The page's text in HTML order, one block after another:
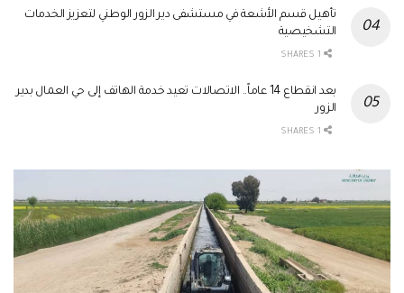
تأهيل قسم الأشعة في مستشفى دير الزور الوطني لتعزيز الخدمات
التشخيصية
بعد انقطاع 14 عاماً.. الاتصالات تعيد خدمة الهاتف إلى حي العمال بدير
الزور